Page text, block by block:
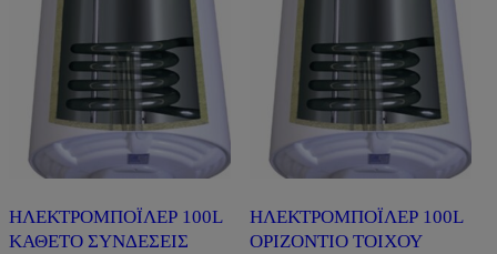
ΗΛΕΚΤΡΟΜΠΟΪΛΕΡ 100L
ΚΑΘΕΤΟ ΣΥΝΔΕΣΕΙΣ
ΗΛΕΚΤΡΟΜΠΟΪΛΕΡ 100L
ΟΡΙΖΟΝΤΙΟ ΤΟΙΧΟΥ